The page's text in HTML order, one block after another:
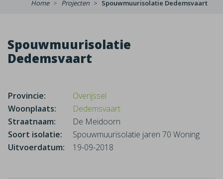
Home Projecten Spouwmuurisolatie Dedemsvaart
Spouwmuurisolatie
Dedemsvaart
Provincie:
Overijssel
Woonplaats:
Dedemsvaart
Straatnaam:
De Meidoorn
Soort isolatie:
Spouwmuurisolatie jaren 70 Woning
Uitvoerdatum:
19-09-2018